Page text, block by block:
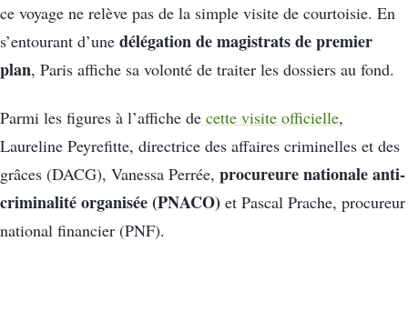
ce voyage ne relève pas de la simple visite de courtoisie. En
s’entourant d’une délégation de magistrats de premier
plan, Paris affiche sa volonté de traiter les dossiers au fond.
Parmi les figures à l’affiche de cette visite officielle,
Laureline Peyrefitte, directrice des affaires criminelles et des
grâces (DACG), Vanessa Perrée, procureure nationale anti-
criminalité organisée (PNACO) et Pascal Prache, procureur
national financier (PNF).